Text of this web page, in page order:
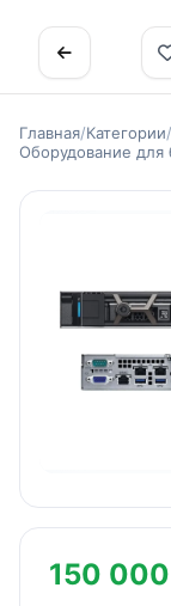
Главная/Категории/
Оборудование для
150